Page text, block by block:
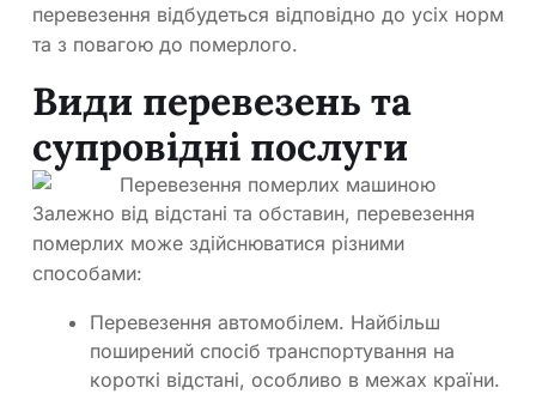
перевезення відбудеться відповідно до усіх норм
та з повагою до померлого.
Види перевезень та
супровідні послуги
Залежно від відстані та обставин, перевезення
померлих може здійснюватися різними
способами:
Перевезення автомобілем. Найбільш
поширений спосіб транспортування на
короткі відстані, особливо в межах країни.